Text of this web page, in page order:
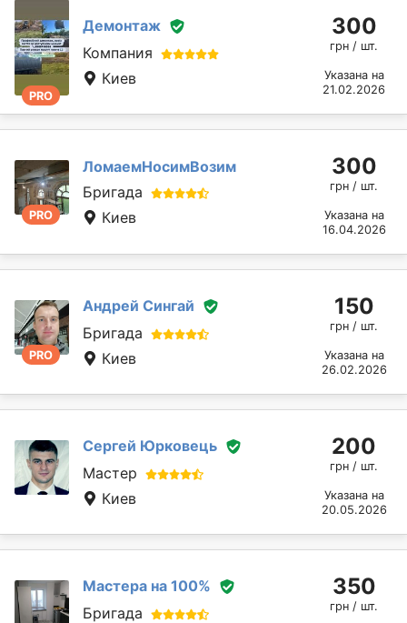
PRO
Демонтаж
Компания
Киев
300
грн / шт.
Указана на
21.02.2026
PRO
ЛомаемНосимВозим
Бригада
Киев
300
грн / шт.
Указана на
16.04.2026
PRO
Андрей Сингай
Бригада
Киев
150
грн / шт.
Указана на
26.02.2026
Сергей Юрковець
Мастер
Киев
200
грн / шт.
Указана на
20.05.2026
Мастера на 100%
Бригада
350
грн / шт.